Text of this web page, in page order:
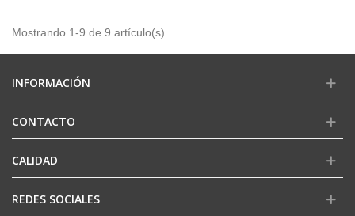
Mostrando 1-9 de 9 artículo(s)
INFORMACIÓN
CONTACTO
CALIDAD
REDES SOCIALES